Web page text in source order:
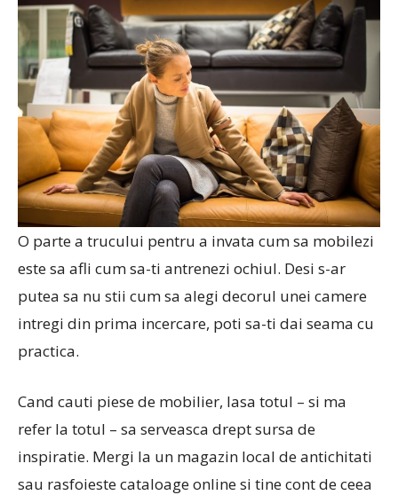
O parte a trucului pentru a invata cum sa mobilezi
este sa afli cum sa-ti antrenezi ochiul. Desi s-ar
putea sa nu stii cum sa alegi decorul unei camere
intregi din prima incercare, poti sa-ti dai seama cu
practica.
Cand cauti piese de mobilier, lasa totul – si ma
refer la totul – sa serveasca drept sursa de
inspiratie. Mergi la un magazin local de antichitati
sau rasfoieste cataloage online si tine cont de ceea